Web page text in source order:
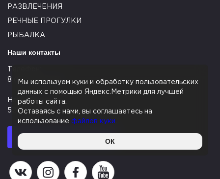
РАЗВЛЕЧЕНИЯ
РЕЧНЫЕ ПРОГУЛКИ
РЫБАЛКА
Наши контакты
8 (911) 495-9000
Написать нам:
522450@mail.ru
Наша группа в ВК
Наша страница в Instagram
Наша группа в Facebook
Наш канал на YouTube
Мы используем куки и обработку пользовательских
данных с помощью Яндекс.Метрики для лучшей
работы сайта.
Оставаясь с нами, вы соглашаетесь на
использование файлов куки
ОК